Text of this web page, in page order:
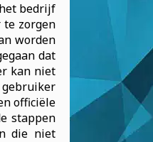
bedrijf
te zorgen
worden
dat
kan niet
gebruiker
officiële
stappen
die niet